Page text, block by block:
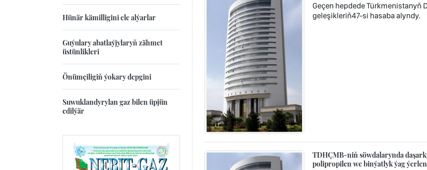
Geçen hepdede
geleşikleriň47-si hasaba alyndy.
TDHÇMB-niň söwdalarynda
polipropilen we binýatlyk ýag
Hünär kämilligini ele alýarlar
Guýulary abatlaýjylaryň zähmet
üstünlikleri
Önümçiligiň ýokary depgini
Suwuklandyrylan gaz bilen üpjün
edilýär